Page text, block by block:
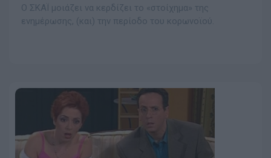
Ο ΣΚΑΪ μοιάζει να κερδίζει το «στοίχημα» της
ενημέρωσης, (και) την περίοδο του κορωνοϊού.